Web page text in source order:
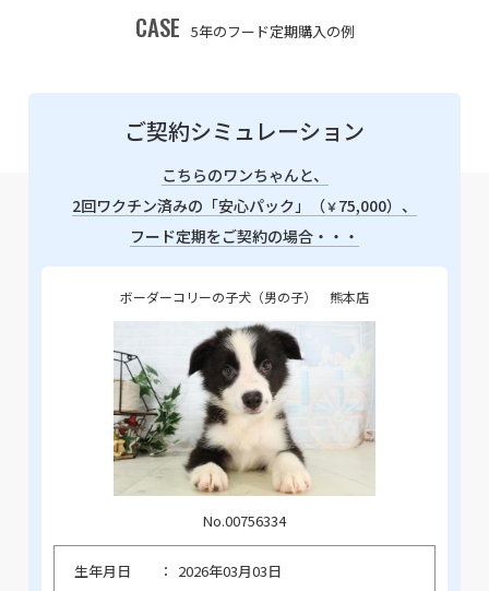
CASE 5年のフード定期購入の例
ご契約シミュレーション
こちらのワンちゃんと、
2回ワクチン済みの「安心パック」（￥75,000）、
フード定期をご契約の場合・・・
ボーダーコリーの子犬（男の子） 熊本店
No.00756334
生年月日
2026年03月03日